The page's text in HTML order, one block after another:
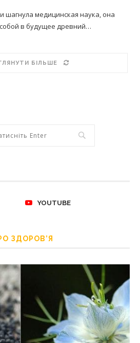
шагнула медицинская наука, она
в будущее древний…
БІЛЬШЕ
YOUTUBE
ЗДОРОВ’Я